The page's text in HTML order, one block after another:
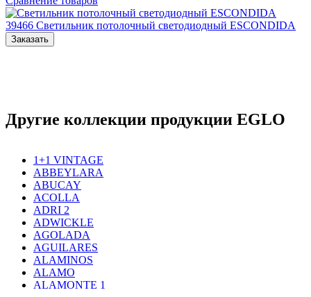
39466 Светильник потолочный светодиодный ESCONDIDA
Заказать
Другие коллекции продукции EGLO
1+1 VINTAGE
ABBEYLARA
ABUCAY
ACOLLA
ADRI 2
ADWICKLE
AGOLADA
AGUILARES
ALAMINOS
ALAMO
ALAMONTE 1